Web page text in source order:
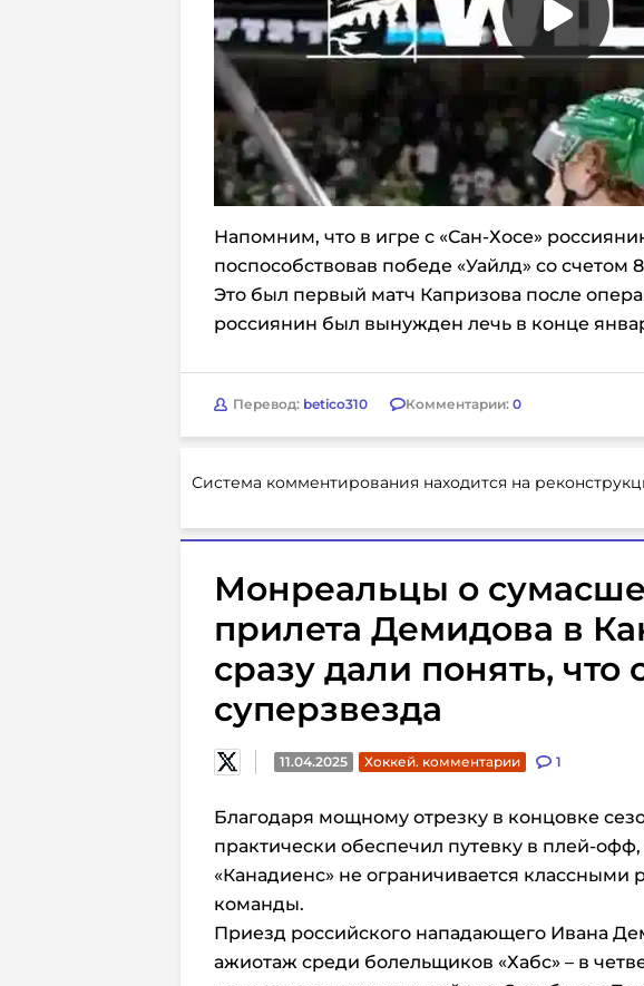
Напомним, что в игре с «Сан-Хосе»
поспособствовав победе «Уайлд» со счетом
Это был первый матч Капризова после
россиянин был вынужден лечь в конце
Перевод: betico310 Комментарии: 0
Система комментирования находится на
Монреальцы о
прилета Демидова в
сразу дали понять, что
суперзвезда
11.04.2025 Хоккей. комментарии 1
Благодаря мощному отрезку в концовке
практически обеспечил путевку в плей-
«Канадиенс» не ограничивается классными
команды.
Приезд российского нападающего Ивана
ажиотаж среди болельщиков «Хабс» – в